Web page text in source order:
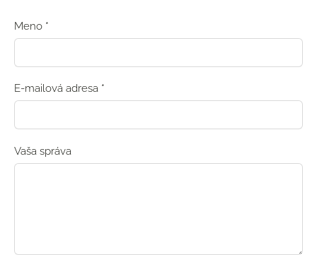
Meno *
E-mailová adresa *
Vaša správa